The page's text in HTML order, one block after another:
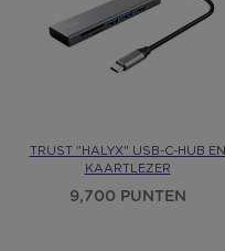
TRUST "HALYX" USB-C-HUB EN
KAARTLEZER
9,700 PUNTEN